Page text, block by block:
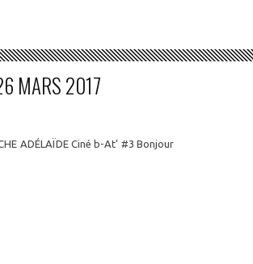
MARS 2017
ADÉLAÏDE Ciné b-At’ #3 Bonjour